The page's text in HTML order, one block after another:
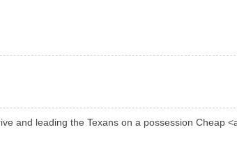
and leading the Texans on a possession Cheap